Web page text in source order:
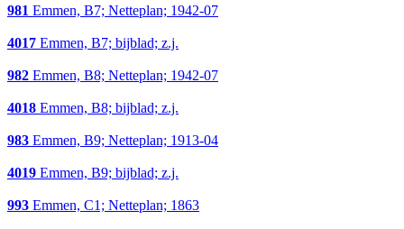
981 Emmen, B7; Netteplan; 1942-07
4017 Emmen, B7; bijblad; z.j.
982 Emmen, B8; Netteplan; 1942-07
4018 Emmen, B8; bijblad; z.j.
983 Emmen, B9; Netteplan; 1913-04
4019 Emmen, B9; bijblad; z.j.
993 Emmen, C1; Netteplan; 1863